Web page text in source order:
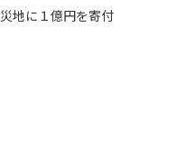
災地に１億円を寄付